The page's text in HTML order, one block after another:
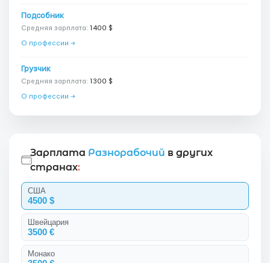
Подсобник
Средняя зарплата: 1400 $
О профессии →
Грузчик
Средняя зарплата: 1300 $
О профессии →
Зарплата Разнорабочий в других
странах:
США
4500 $
Швейцария
3500 €
Монако